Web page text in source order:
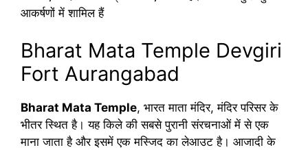
आकर्षणों में शामिल हैं
Bharat Mata Temple Devgiri
Fort Aurangabad
Bharat Mata Temple, भारत माता मंदिर, मंदिर परिसर के
भीतर स्थित है। यह किले की सबसे पुरानी संरचनाओं में से एक
माना जाता है और इसमें एक मस्जिद का लेआउट है। आजादी के